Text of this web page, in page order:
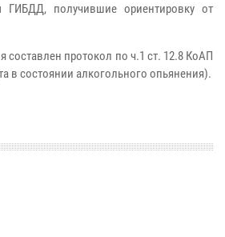
ГИБДД, получившие ориентировку от
составлен протокол по ч.1 ст. 12.8 КоАП
в состоянии алкогольного опьянения).